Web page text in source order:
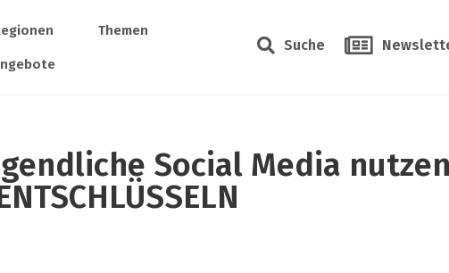
Themen
Suche
Social Media